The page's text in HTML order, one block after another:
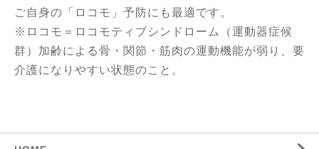
ご自身の「ロコモ」予防にも最適です。
※ロコモ＝ロコモティブシンドローム（運動器症候
群）加齢による骨・関節・筋肉の運動機能が弱り、要
介護になりやすい状態のこと。